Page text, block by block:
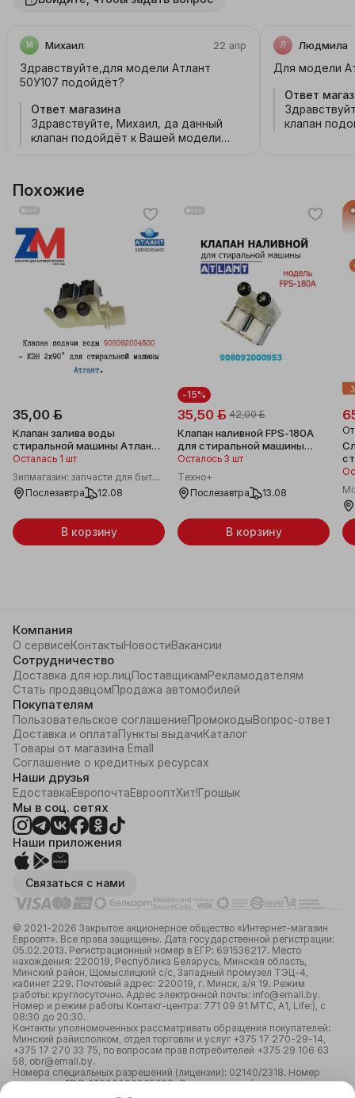
М Михаил 22 апр
Здравствуйте,для модели Атлант
50У107 подойдёт?
Ответ магазина
Здравствуйте, Михаил, да данный
клапан подойдёт к Вашей модели
Л Людмила
Для модели
Ответ
клапан
Похожие
35,00 ƃ
Клапан залива воды
стиральной машины Атлант
FCD-90B (2W-90),
908092004600
Осталась 1 шт
Зипмагазин: запчасти для бытовой техники
Послезавтра
12.08
В корзину
-15%
35,50 ƃ 42,00 ƃ
Клапан наливной FPS-180A
для стиральной машины
Атлант (908092000953) - 1
шт
Осталось 3 шт
Техно+
Послезавтра
13.08
В корзину
Компания
О сервисеКонтактыНовостиВакансии
Сотрудничество
Доставка для юр.лицПоставщикамРекламодателям
Стать продавцомПродажа автомобилей
Покупателям
Пользовательское соглашениеПромокодыВопрос-ответ
Доставка и оплатаПункты выдачиКаталог
Товары от магазина Emall
Соглашение о кредитных ресурсах
Наши друзья
ЕдоставкаЕвропочтаЕврооптХит!Грошык
Мы в соц. сетях
Наши приложения
Связаться с нами
© 2021-2026 Закрытое акционерное общество «Интернет-магазин
Евроопт». Все права защищены. Дата государственной регистрации:
05.02.2013. Регистрационный номер в ЕГР: 691536217. Место
нахождения: 220019, Республика Беларусь, Минская область,
Минский район, Щомыслицкий с/с, Западный промузел ТЭЦ-4,
кабинет 229. Почтовый адрес: 220019, г. Минск, а/я 19. Режим
работы: круглосуточно. Адрес электронной почты: info@emall.by.
Номер и режим работы Контакт-центра: 771 09 91 МТС, А1, Life:), с
08:30 до 20:30.
Контакты уполномоченных рассматривать обращения покупателей:
Минский райисполком, отдел торговли и услуг +375 17 270-29-14,
+375 17 270 33 75, по вопросам прав потребителей +375 29 106 63
58, obr@emall.by.
Номера специальных разрешений (лицензии): 02140/2318. Номер
лицензии в ЕРЛ: 17200000065638. Лицензирующий орган:
Министерство связи и информатизации Республики Беларусь;